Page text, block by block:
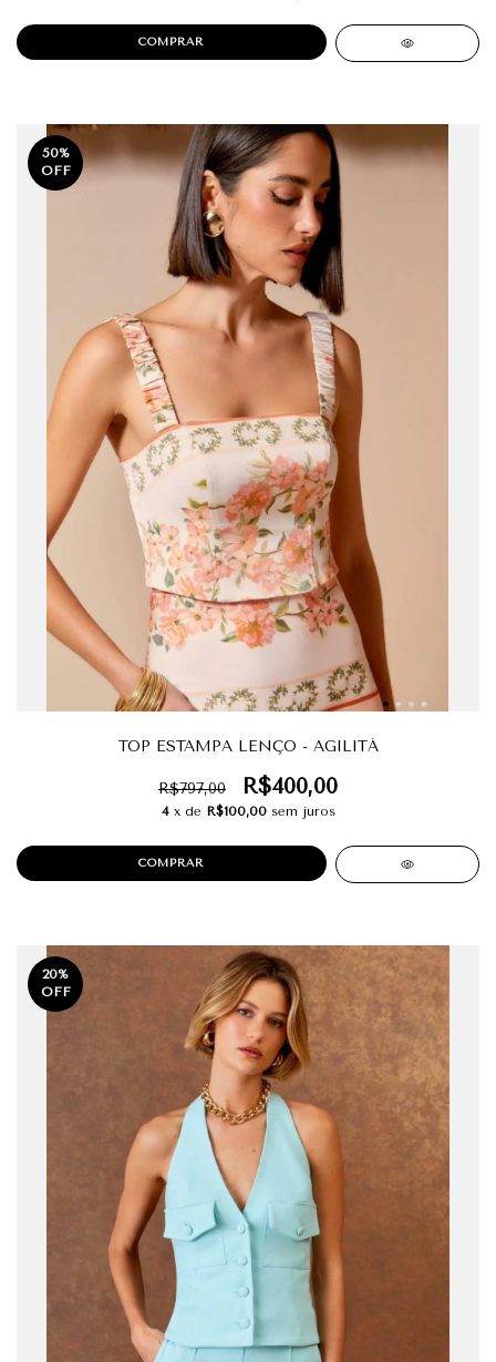
COMPRAR
50%
OFF
TOP ESTAMPA LENÇO - AGILITÁ
R$797,00 R$400,00
4 x de R$100,00 sem juros
COMPRAR
20%
OFF